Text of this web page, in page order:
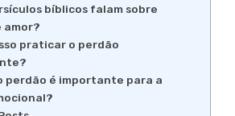
bíblicos falam sobre
amor?
praticar o perdão
perdão é importante para a